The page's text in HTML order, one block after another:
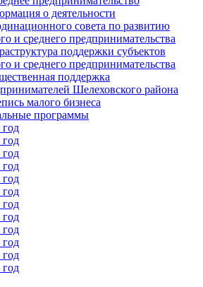
о деятельности
совета по развитию
и среднего предпринимательства
поддержки субъектов
и среднего предпринимательства
поддержка
Шелеховского района
малого бизнеса
программы
год
год
год
год
год
год
год
год
год
год
год
год